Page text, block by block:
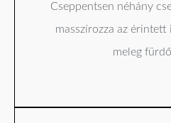
Cseppentsen néhány
masszírozza az érintett
meleg